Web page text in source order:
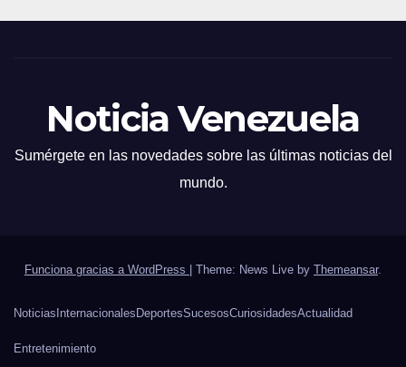
Noticia Venezuela
Sumérgete en las novedades sobre las últimas noticias del
mundo.
Funciona gracias a WordPress Theme: News Live by Themeansar.
Noticias Internacionales DeportesSucesosCuriosidadesActualidad
Entretenimiento